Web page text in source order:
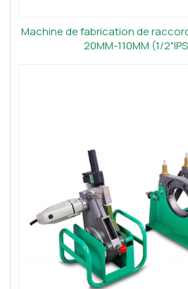
Machine de fabrication de
20MM-110MM (1/